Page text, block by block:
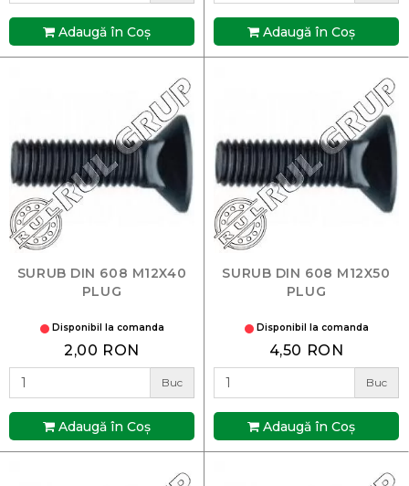
Adaugă în Coş Adaugă în Coş
SURUB DIN 608 M12X40
PLUG
Disponibil la comanda
2,00 RON
Buc
Adaugă în Coş
SURUB DIN 608 M12X50
PLUG
Disponibil la comanda
4,50 RON
Buc
Adaugă în Coş